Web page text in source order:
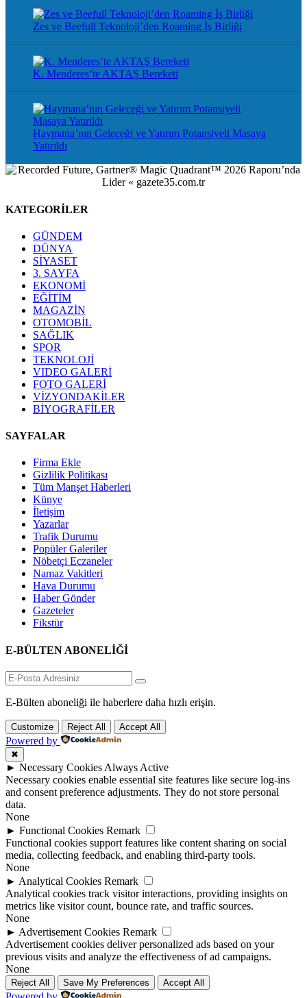
Zes ve Beefull Teknoloji’den Roaming İş Birliği
K. Menderes’te AKTAŞ Bereketi
Haymana’nın Geleceği ve Yatırım Potansiyeli Masaya
Yatırıldı
KATEGORİLER
GÜNDEM
DÜNYA
SİYASET
3. SAYFA
EKONOMİ
EĞİTİM
MAGAZİN
OTOMOBİL
SAĞLIK
SPOR
TEKNOLOJİ
VIDEO GALERİ
FOTO GALERİ
VİZYONDAKİLER
BİYOGRAFİLER
SAYFALAR
Firma Ekle
Gizlilik Politikası
Tüm Manşet Haberleri
Künye
İletişim
Yazarlar
Trafik Durumu
Popüler Galeriler
Nöbetçi Eczaneler
Namaz Vakitleri
Hava Durumu
Haber Gönder
Gazeteler
Fikstür
E-BÜLTEN ABONELİĞİ
E-Bülten aboneliği ile haberlere daha hızlı erişin.
Customize Reject All Accept All
Powered by
✖
► Necessary Cookies Always Active
Necessary cookies enable essential site features like secure log-ins
and consent preference adjustments. They do not store personal
data.
None
► Functional Cookies Remark
Functional cookies support features like content sharing on social
media, collecting feedback, and enabling third-party tools.
None
► Analytical Cookies Remark
Analytical cookies track visitor interactions, providing insights on
metrics like visitor count, bounce rate, and traffic sources.
None
► Advertisement Cookies Remark
Advertisement cookies deliver personalized ads based on your
previous visits and analyze the effectiveness of ad campaigns.
None
Reject All Save My Preferences Accept All